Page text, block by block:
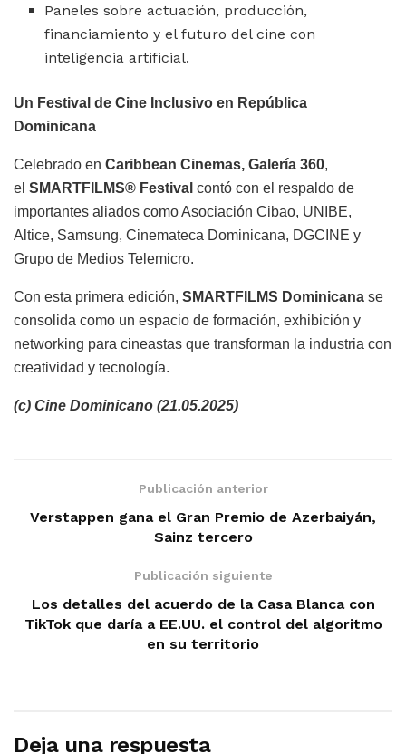
Paneles sobre actuación, producción,
financiamiento y el futuro del cine con
inteligencia artificial.
Un Festival de Cine Inclusivo en República
Dominicana
Celebrado en Caribbean Cinemas, Galería 360,
el SMARTFILMS®️ Festival contó con el respaldo de
importantes aliados como Asociación Cibao, UNIBE,
Altice, Samsung, Cinemateca Dominicana, DGCINE y
Grupo de Medios Telemicro.
Con esta primera edición, SMARTFILMS Dominicana se
consolida como un espacio de formación, exhibición y
networking para cineastas que transforman la industria con
creatividad y tecnología.
(c) Cine Dominicano (21.05.2025)
Publicación anterior
Verstappen gana el Gran Premio de Azerbaiyán,
Sainz tercero
Publicación siguiente
Los detalles del acuerdo de la Casa Blanca con
TikTok que daría a EE.UU. el control del algoritmo
en su territorio
Deja una respuesta